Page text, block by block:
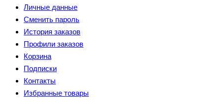
Личные данные
Сменить пароль
История заказов
Профили заказов
Корзина
Подписки
Контакты
Избранные товары